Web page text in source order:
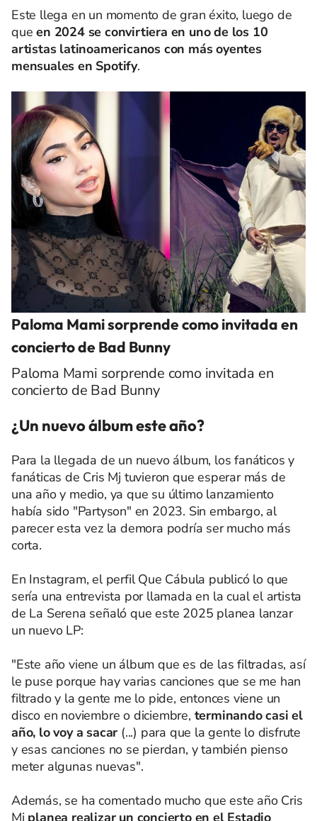
Este llega en un momento de gran éxito, luego de
queen 2024 se convirtiera en uno de los 10
artistas latinoamericanos con más oyentes
mensuales en Spotify.
Paloma Mami sorprende como invitada en
concierto de Bad Bunny
Paloma Mami sorprende como invitada en
concierto de Bad Bunny
¿Un nuevo álbum este año?
Para la llegada de un nuevo álbum, los fanáticos y
fanáticas de Cris Mj tuvieron que esperar más de
una año y medio, ya que su último lanzamiento
había sido "Partyson" en 2023. Sin embargo, al
parecer esta vez la demora podría ser mucho más
corta.
En Instagram, el perfil Que Cábula publicó lo que
sería una entrevista por llamada en la cual el artista
de La Serena señaló que este 2025 planea lanzar
un nuevo LP:
"Este año viene un álbum que es de las filtradas, así
le puse porque hay varias canciones que se me han
filtrado y la gente me lo pide, entonces viene un
disco en noviembre o diciembre, terminando casi el
año, lo voy a sacar (...) para que la gente lo disfrute
y esas canciones no se pierdan, y también pienso
meter algunas nuevas".
Además, se ha comentado mucho que este año Cris
Mj planea realizar un concierto en el Estadio